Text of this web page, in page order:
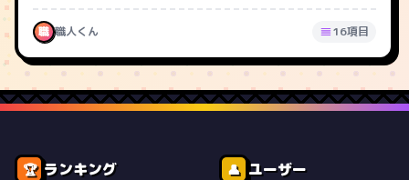
職 職人くん 16項目
🏆 ランキング 👤 ユーザー